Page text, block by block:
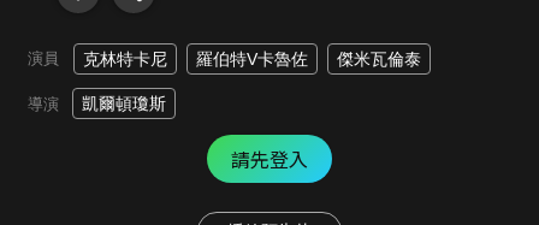
演員 克林特卡尼 羅伯特V卡魯佐 傑米瓦倫泰
導演 凱爾頓瓊斯
請先登入